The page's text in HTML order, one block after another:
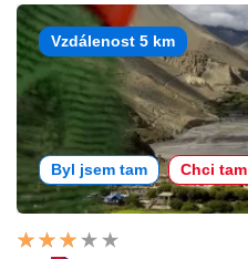
Vzdálenost 5 km
Byl jsem tam Chci tam